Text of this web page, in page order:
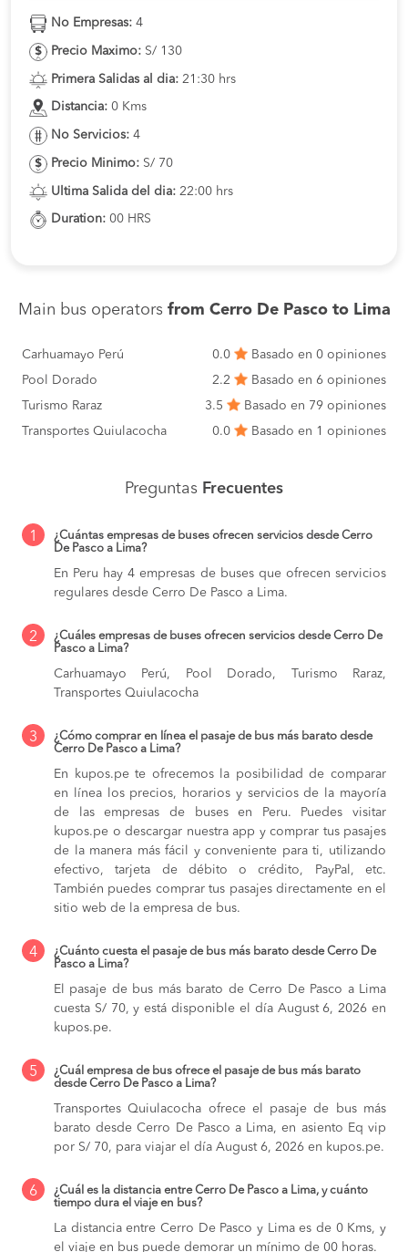
No Empresas: 4
Precio Maximo: S/ 130
Primera Salidas al dia: 21:30 hrs
Distancia: 0 Kms
No Servicios: 4
Precio Minimo: S/ 70
Ultima Salida del dia: 22:00 hrs
Duration: 00 HRS
Main bus operators from Cerro De Pasco to Lima
Carhuamayo Perú 0.0
Basado en 0 opiniones
Pool Dorado
2.2
Basado en 6 opiniones
Turismo Raraz
3.5
Basado en 79 opiniones
Transportes Quiulacocha
0.0 Basado en 1 opiniones
Preguntas Frecuentes
1
¿Cuántas empresas de buses ofrecen servicios desde Cerro
De Pasco a Lima?
En Peru hay 4 empresas de buses que ofrecen servicios
regulares desde Cerro De Pasco a Lima.
2
¿Cuáles empresas de buses ofrecen servicios desde Cerro De
Pasco a Lima?
Carhuamayo Perú, Pool Dorado, Turismo Raraz,
Transportes Quiulacocha
3
¿Cómo comprar en línea el pasaje de bus más barato desde
Cerro De Pasco a Lima?
En kupos.pe te ofrecemos la posibilidad de comparar
en línea los precios, horarios y servicios de la mayoría
de las empresas de buses en Peru. Puedes visitar
kupos.pe o descargar nuestra app y comprar tus pasajes
de la manera más fácil y conveniente para ti, utilizando
efectivo, tarjeta de débito o crédito, PayPal, etc.
También puedes comprar tus pasajes directamente en el
sitio web de la empresa de bus.
4
¿Cuánto cuesta el pasaje de bus más barato desde Cerro De
Pasco a Lima?
El pasaje de bus más barato de Cerro De Pasco a Lima
cuesta S/ 70, y está disponible el día August 6, 2026 en
kupos.pe.
5
¿Cuál empresa de bus ofrece el pasaje de bus más barato
desde Cerro De Pasco a Lima?
Transportes Quiulacocha ofrece el pasaje de bus más
barato desde Cerro De Pasco a Lima, en asiento Eq vip
por S/ 70, para viajar el día August 6, 2026 en kupos.pe.
6
¿Cuál es la distancia entre Cerro De Pasco a Lima, y cuánto
tiempo dura el viaje en bus?
La distancia entre Cerro De Pasco y Lima es de 0 Kms, y
el viaje en bus puede demorar un mínimo de 00 horas.